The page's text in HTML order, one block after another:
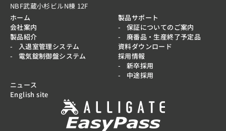
NBF武蔵小杉ビルN棟 12F
ホーム
会社案内
製品紹介
入退室管理システム
電気錠制御盤システム
製品サポート
保証についてのご案内
廃番品・生産終了予定品
資料ダウンロード
採用情報
新卒採用
中途採用
ニュース
English site